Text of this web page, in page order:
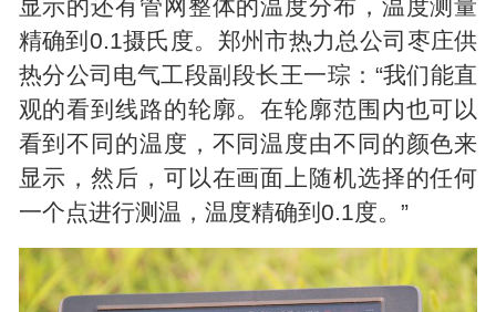
显示的还有管网整体的温度分布，温度测量
精确到0.1摄氏度。郑州市热力总公司枣庄供
热分公司电气工段副段长王一琮：“我们能直
观的看到线路的轮廓。在轮廓范围内也可以
看到不同的温度，不同温度由不同的颜色来
显示，然后，可以在画面上随机选择的任何
一个点进行测温，温度精确到0.1度。”